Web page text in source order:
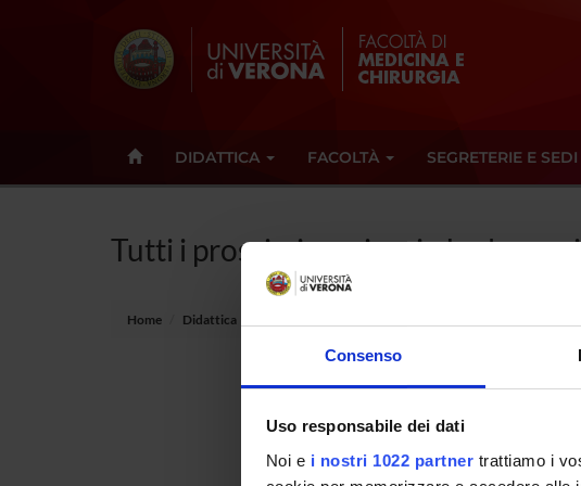
Consenso
Uso responsabile dei dati
Noi e i nostri 1022 partner trattiamo i
DIDATTICA FACOLTÀ SEGRETERIE E SEDI
Tutti i prossimi seminari - Inglese
Home Didattica
Non è stato trovato
Tot 0 Seminari